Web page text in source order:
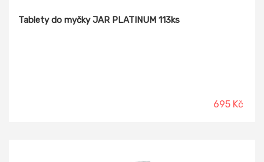
Tablety do myčky JAR PLATINUM 113ks
695 Kč